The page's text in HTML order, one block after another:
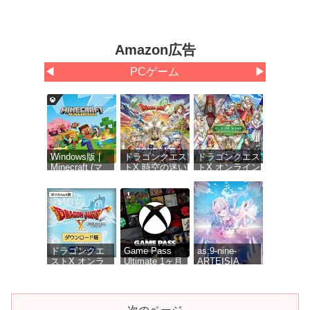
Amazon広告
◀ PCゲーム ▶
Windows版 |
Minecraft (マ
Java &
Bedrock
Edition | オン
ラインコード
版
ドラゴンクエス
トX 時空の迷い
イン
【Amazon.co.jp
限定】お役立ち
アイテムセット
配信 |ダウンロ
ード版
ドラゴンクエス
トX オンライン
パッケージ
version 1-
8【Amazon.co.jp
限定】お役立ち
アイテムセット
【購入特典】ゲ
ーム内アイテム
「黄金の花びら
ドラゴンクエ
ストX オンラ
ド]
Game Pass
Ultimate 1ヶ月
Cloud Gaming
Devices, Xbox
as:9-nine-
ARTEISIA